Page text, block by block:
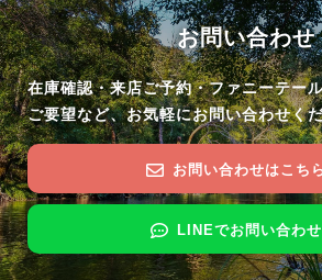
お問い合わせ
在庫確認・来店ご予約・ファニーテー
ご要望など、お気軽にお問い合わせく
お問い合わせはこち
LINEでお問い合わせ